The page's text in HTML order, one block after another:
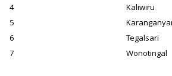
4
Kaliwiru
5
6
Tegalsari
7
Wonotingal